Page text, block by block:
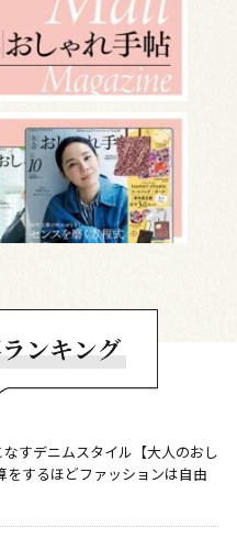
すデニムスタイル【大人のおし
をするほどファッションは自由